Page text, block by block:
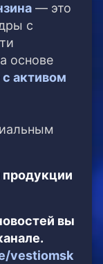
— это
с
основе
активом
вы
vestiomsk